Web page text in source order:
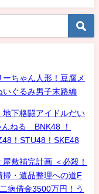
ちゃん人形！豆腐メ
いぐるみ男子末路編
下格闘アイドルだい
ねる BNK48 ！
！STU48！SKE48
敷補完計画 ＜必殺！
・遺品整理への道F
病借金3500万円！う